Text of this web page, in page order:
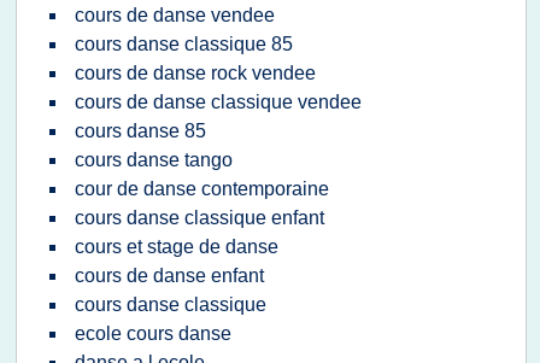
cours de danse vendee
cours danse classique 85
cours de danse rock vendee
cours de danse classique vendee
cours danse 85
cours danse tango
cour de danse contemporaine
cours danse classique enfant
cours et stage de danse
cours de danse enfant
cours danse classique
ecole cours danse